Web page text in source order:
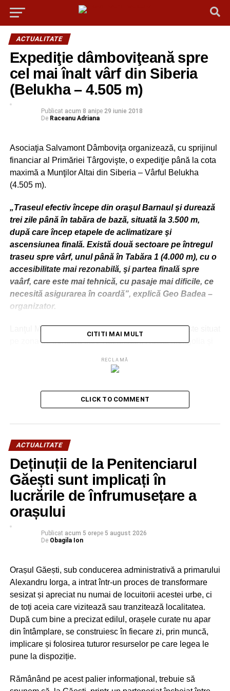
ACTUALITATE
Expediţie dâmboviţeană spre
cel mai înalt vârf din Siberia
(Belukha – 4.505 m)
Publicat acum 8 anipe 29 iunie 2018
De Raceanu Adriana
Asociaţia Salvamont Dâmboviţa organizează, cu sprijinul
financiar al Primăriei Târgovişte, o expediţie până la cota
maximă a Munţilor Altai din Siberia – Vârful Belukha
(4.505 m).
„Traseul efectiv începe din oraşul Barnaul şi durează
trei zile până în tabăra de bază, situată la 3.500 m,
după care încep etapele de aclimatizare şi
ascensiunea finală. Există două sectoare pe întregul
traseu spre vârf, unul până în Tabăra 1 (4.000 m), cu o
accesibilitate mai rezonabilă, şi partea finală spre
vaârf, care este mai tehnică, cu pasaje mai dificile, ce
necesită asigurarea în coardă”, explică Geo Badea –
organizator.
Lanţul Munţilor Altai, cu o lungime de 2.100 km, este situat
pe zona de frontieră între Kazahstan, Rusia, Mongolia şi
RELATIONATE: ACTUALITATE BELUKHA
DÂMBOVIŢA
reabilitarea Liceului „IC Vissarion”
NU RATAȚI
Activitatea consilierilor judeţeni PNL este zero în
Dâmboviţa, spune un deputat al partidului!
CITITI MAI MULT
RECLAMĂ
CLICK TO COMMENT
ACTUALITATE
Deținuții de la Penitenciarul
Găești sunt implicați în
lucrările de înfrumusețare a
orașului
Publicat acum 5 orepe 5 august 2026
De Obagila Ion
Orașul Găești, sub conducerea administrativă a primarului
Alexandru Iorga, a intrat într-un proces de transformare
sesizat și apreciat nu numai de locuitorii acestei urbe, ci
de toți aceia care vizitează sau tranzitează localitatea.
După cum bine a precizat edilul, orașele curate nu apar
din întâmplare, se construiesc în fiecare zi, prin muncă,
implicare și folosirea tuturor resurselor pe care legea le
pune la dispoziție.
Rămânând pe acest palier informațional, trebuie să